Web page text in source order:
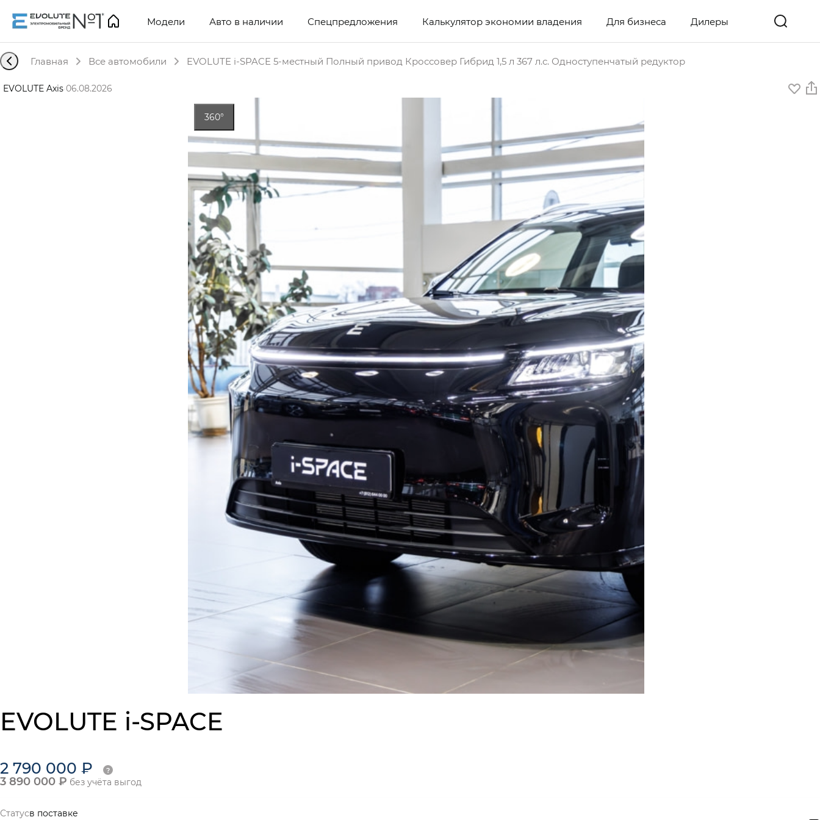
Модели Авто в наличии Спецпредложения Калькулятор экономии владения Для бизнеса Дилеры
Главная Все автомобили EVOLUTE i-SPACE 5-местный Полный привод Кроссовер Гибрид 1,5 л 367 л.с. Одноступенчатый редуктор
EVOLUTE Axis·06.08.2026
360°
EVOLUTE i-SPACE
2 790 000 ₽
3 890 000 ₽ без учёта выгод
Статусв поставке